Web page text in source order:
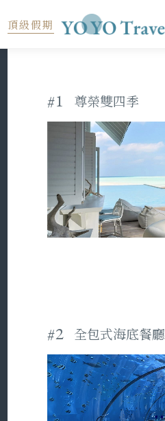
頂級假期
#1 尊榮雙四季
#2 全包式海底餐廳